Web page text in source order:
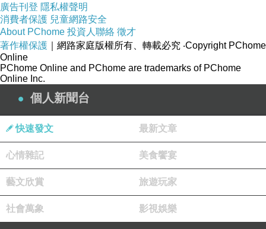
廣告刊登 隱私權聲明
消費者保護 兒童網路安全
About PChome 投資人聯絡 徵才
著作權保護 ｜網路家庭版權所有、轉載必究 ‧Copyright PChome
Online
PChome Online and PChome are trademarks of PChome
Online Inc.
個人新聞台
快速發文 最新文章
心情雜記 美食饗宴
藝文欣賞 旅遊玩家
社會萬象 影視娛樂